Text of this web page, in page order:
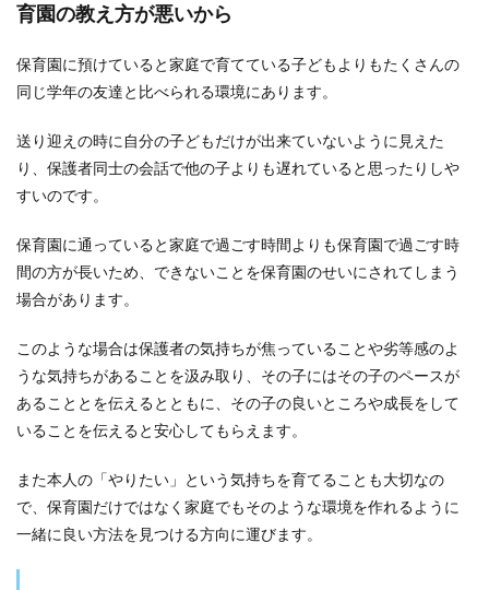
育園の教え方が悪いから
保育園に預けていると家庭で育てている子どもよりもたくさんの
同じ学年の友達と比べられる環境にあります。
送り迎えの時に自分の子どもだけが出来ていないように見えた
り、保護者同士の会話で他の子よりも遅れていると思ったりしや
すいのです。
保育園に通っていると家庭で過ごす時間よりも保育園で過ごす時
間の方が長いため、できないことを保育園のせいにされてしまう
場合があります。
このような場合は保護者の気持ちが焦っていることや劣等感のよ
うな気持ちがあることを汲み取り、その子にはその子のペースが
あることとを伝えるとともに、その子の良いところや成長をして
いることを伝えると安心してもらえます。
また本人の「やりたい」という気持ちを育てることも大切なの
で、保育園だけではなく家庭でもそのような環境を作れるように
一緒に良い方法を見つける方向に運びます。